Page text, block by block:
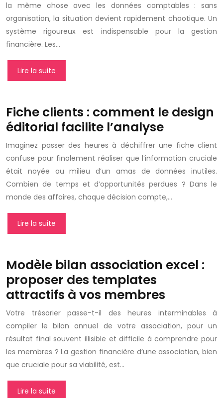
la même chose avec les données comptables : sans
organisation, la situation devient rapidement chaotique. Un
système rigoureux est indispensable pour la gestion
financière. Les…
Lire la suite
Fiche clients : comment le design
éditorial facilite l’analyse
Imaginez passer des heures à déchiffrer une fiche client
confuse pour finalement réaliser que l’information cruciale
était noyée au milieu d’un amas de données inutiles.
Combien de temps et d’opportunités perdues ? Dans le
monde des affaires, chaque décision compte,…
Lire la suite
Modèle bilan association excel :
proposer des templates
attractifs à vos membres
Votre trésorier passe-t-il des heures interminables à
compiler le bilan annuel de votre association, pour un
résultat final souvent illisible et difficile à comprendre pour
les membres ? La gestion financière d’une association, bien
que cruciale pour sa viabilité, est…
Lire la suite